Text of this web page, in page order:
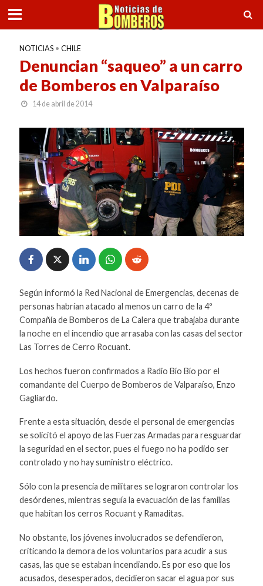
NOTICIAS • CHILE
Denuncian “saqueo” a un carro
de Bomberos en Valparaíso
14 de abril de 2014
Según informó la Red Nacional de Emergencias, decenas de
personas habrían atacado al menos un carro de la 4º
Compañía de Bomberos de La Calera que trabajaba durante
la noche en el incendio que arrasaba con las casas del sector
Las Torres de Cerro Rocuant.
Los hechos fueron confirmados a Radio Bío Bío por el
comandante del Cuerpo de Bomberos de Valparaíso, Enzo
Gagliardo.
Frente a esta situación, desde el personal de emergencias
se solicitó el apoyo de las Fuerzas Armadas para resguardar
la seguridad en el sector, pues el fuego no ha podido ser
controlado y no hay suministro eléctrico.
Sólo con la presencia de militares se lograron controlar los
desórdenes, mientras seguía la evacuación de las familias
que habitan los cerros Rocuant y Ramaditas.
No obstante, los jóvenes involucrados se defendieron,
criticando la demora de los voluntarios para acudir a sus
casas, las que se estaban incendiando. Es por eso que los
acusados, desesperados, decidieron sacar el agua por sus